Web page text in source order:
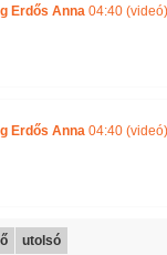
Erdős Anna 04:40 (videó)
Erdős Anna 04:40 (videó)
utolsó